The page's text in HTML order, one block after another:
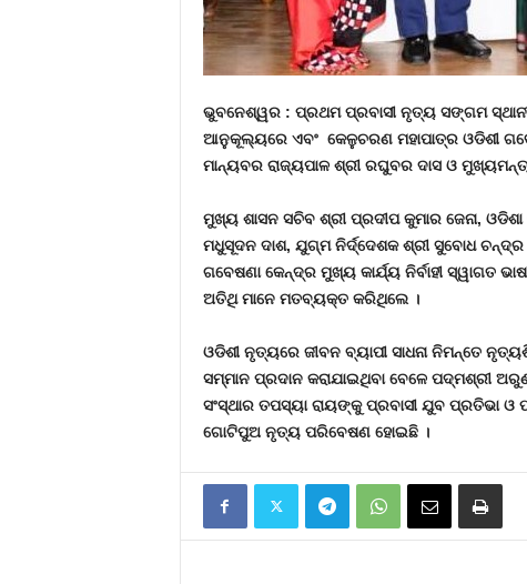
ଭୁବନେଶ୍ୱର : ପ୍ରଥମ ପ୍ରବାସୀ ନୃତ୍ୟ ସଙ୍ଗମ
ଆନୁକୂଲ୍ୟରେ ଏବଂ କେଳୁଚରଣ ମହାପାତ୍ର ଓଡିଶୀ
ମାନ୍ୟବର ରାଜ୍ୟପାଳ ଶ୍ରୀ ରଘୁବର ଦାସ ଓ
ମୁଖ୍ୟ ଶାସନ ସଚିବ ଶ୍ରୀ ପ୍ରଦୀପ କୁମାର ଜେନା,
ମଧୁସୂଦନ ଦାଶ, ଯୁଗ୍ମ ନିର୍ଦ୍ଦେଶକ ଶ୍ରୀ ସୁବୋଧ
ଗବେଷଣା କେନ୍ଦ୍ର ମୁଖ୍ୟ କାର୍ଯ୍ୟ ନିର୍ବାହୀ ସ୍ୱାଗତ
ଅତିଥି ମାନେ ମତବ୍ୟକ୍ତ କରିଥିଲେ ।
ଓଡିଶୀ ନୃତ୍ୟରେ ଜୀବନ ବ୍ୟାପୀ ସାଧନା ନିମନ୍ତେ
ସମ୍ମାନ ପ୍ରଦାନ କରାଯାଇଥିବା ବେଳେ ପଦ୍ମଶ୍ରୀ
ସଂସ୍ଥାର ତପସ୍ୟା ରାୟଙ୍କୁ ପ୍ରବାସୀ ଯୁବ ପ୍ରତିଭା
ଗୋଟିପୁଅ ନୃତ୍ୟ ପରିବେଷଣ ହୋଇଛି ।